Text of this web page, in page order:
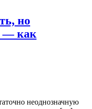
но
— как
неоднозначную